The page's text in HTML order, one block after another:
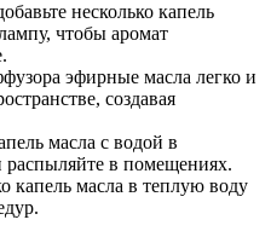
несколько капель
чтобы аромат
эфирные масла легко и
создавая
масла с водой в
распыляйте в помещениях.
капель масла в теплую воду